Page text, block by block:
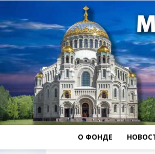
О ФОНДЕ